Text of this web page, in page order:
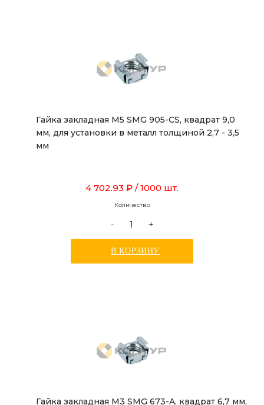
Гайка закладная М5 SMG 905-CS, квадрат 9,0
мм, для установки в металл толщиной 2,7 - 3,5
мм
4 702.93 ₽ / 1000 шт.
Количество
- +
В КОРЗИНУ
Гайка закладная М3 SMG 673-A, квадрат 6,7 мм,